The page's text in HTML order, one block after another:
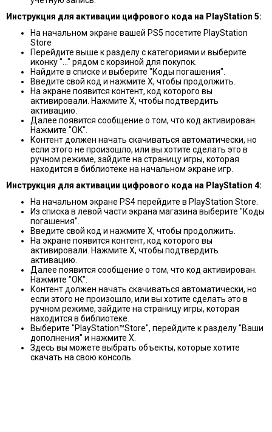
Инструкция для активации цифрового кодa на PlayStation 5:
На начальном экране вашей PS5 посетите PlayStation
Store
Перейдите выше к разделу с категориями и выберите
иконку "…" рядом с корзиной для покупок.
Найдите в списке и выберите "Коды погашения".
Введите свой код и нажмите X, чтобы продолжить.
На экране появится контент, код которого вы
активировали. Нажмите X, чтобы подтвердить
активацию.
Далее появится сообщение о том, что код активирован.
Нажмите "OK".
Контент должен начать скачиваться автоматически, но
если этого не произошло, или вы хотите сделать это в
ручном режиме, зайдите на страницу игры, которая
находится в библиотеке на начальном экране игр.
Инструкция для активации цифрового кодa на PlayStation 4:
На начальном экране PS4 перейдите в PlayStation Store.
Из списка в левой части экрана магазина выберите "Коды
погашения".
Введите свой код и нажмите X, чтобы продолжить.
На экране появится контент, код которого вы
активировали. Нажмите X, чтобы подтвердить
активацию.
Далее появится сообщение о том, что код активирован.
Нажмите "OK".
Контент должен начать скачиваться автоматически, но
если этого не произошло, или вы хотите сделать это в
ручном режиме, зайдите на страницу игры, которая
находится в библиотеке.
Выберите "PlayStation™Store", перейдите к разделу "Ваши
дополнения" и нажмите X.
Здесь вы можете выбрать объекты, которые хотите
скачать на свою консоль.